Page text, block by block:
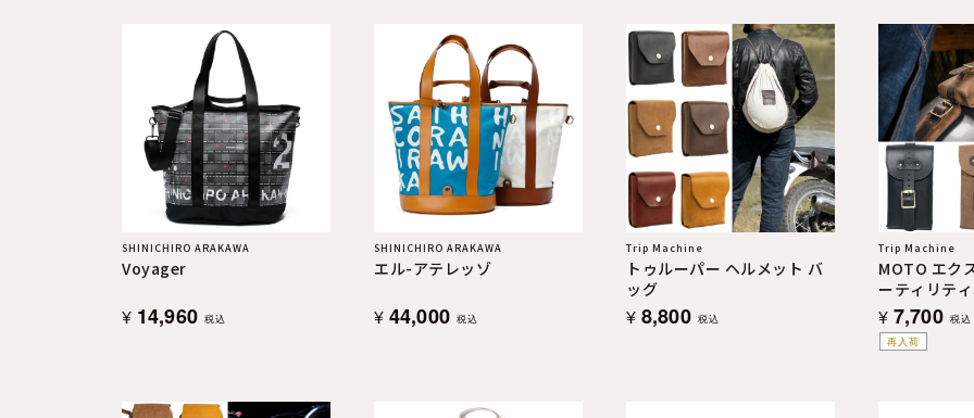
SHINICHIRO ARAKAWA
Voyager
¥ 14,960 税込
SHINICHIRO ARAKAWA
エル-アテレッゾ
¥ 44,000 税込
Trip Machine
トゥルーパー ヘルメット バ
ッグ
¥ 8,800 税込
再入荷
Trip Machine
MOTO エク
ーティリテ
¥ 7,700 税込